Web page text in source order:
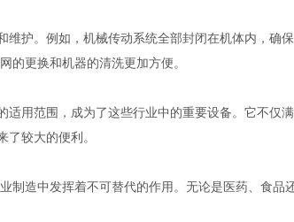
。例如，机械传动系统全部封闭在机体内，确
的更换和机器的清洗更加方便。
范围，成为了这些行业中的重要设备。它不仅
较大的便利。
造中发挥着不可替代的作用。无论是医药、食品